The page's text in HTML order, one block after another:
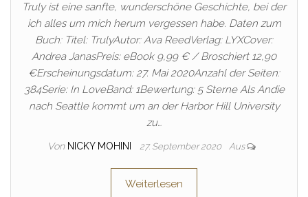
Truly ist eine sanfte, wunderschöne Geschichte, bei der
ich alles um mich herum vergessen habe. Daten zum
Buch: Titel: TrulyAutor: Ava ReedVerlag: LYXCover:
Andrea JanasPreis: eBook 9,99 € / Broschiert 12,90
€Erscheinungsdatum: 27. Mai 2020Anzahl der Seiten:
384Serie: In LoveBand: 1Bewertung: 5 Sterne Als Andie
nach Seattle kommt um an der Harbor Hill University
zu…
Von NICKY MOHINI 27. September 2020 Aus
Weiterlesen